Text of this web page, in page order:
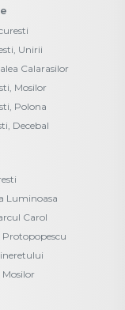
Unirii
Calarasilor
Mosilor
Polona
Decebal
Luminoasa
Carol
Protopopescu
Mosilor